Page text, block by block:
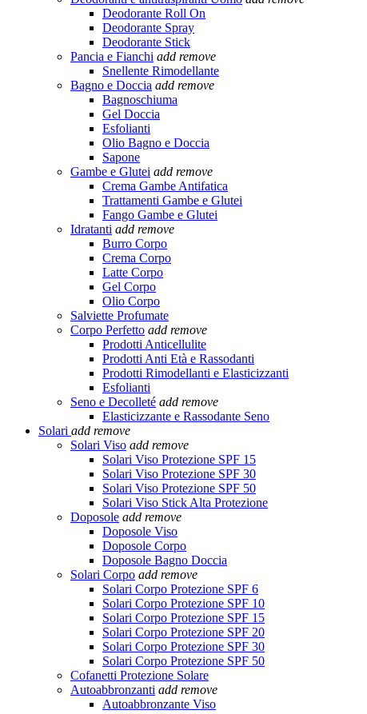
Deodorante Roll On
Deodorante Spray
Deodorante Stick
Pancia e Fianchi add remove
Snellente Rimodellante
Bagno e Doccia add remove
Bagnoschiuma
Gel Doccia
Esfolianti
Olio Bagno e Doccia
Sapone
Gambe e Glutei add remove
Crema Gambe Antifatica
Trattamenti Gambe e Glutei
Fango Gambe e Glutei
Idratanti add remove
Burro Corpo
Crema Corpo
Latte Corpo
Gel Corpo
Olio Corpo
Salviette Profumate
Corpo Perfetto add remove
Prodotti Anticellulite
Prodotti Anti Età e Rassodanti
Prodotti Rimodellanti e Elasticizzanti
Esfolianti
Seno e Decolleté add remove
Elasticizzante e Rassodante Seno
Solari add remove
Solari Viso add remove
Solari Viso Protezione SPF 15
Solari Viso Protezione SPF 30
Solari Viso Protezione SPF 50
Solari Viso Stick Alta Protezione
Doposole add remove
Doposole Viso
Doposole Corpo
Doposole Bagno Doccia
Solari Corpo add remove
Solari Corpo Protezione SPF 6
Solari Corpo Protezione SPF 10
Solari Corpo Protezione SPF 15
Solari Corpo Protezione SPF 20
Solari Corpo Protezione SPF 30
Solari Corpo Protezione SPF 50
Cofanetti Protezione Solare
Autoabbronzanti add remove
Autoabbronzante Viso